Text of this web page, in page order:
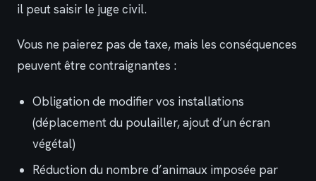
il peut saisir le juge civil.
Vous ne paierez pas de taxe, mais les conséquences
peuvent être contraignantes :
Obligation de modifier vos installations
(déplacement du poulailler, ajout d’un écran
végétal)
Réduction du nombre d’animaux imposée par